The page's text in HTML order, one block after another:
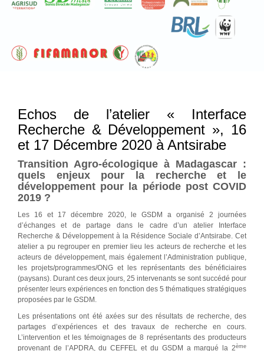
Echos de l’atelier « Interface
Recherche & Développement », 16
et 17 Décembre 2020 à Antsirabe
Transition Agro-écologique à Madagascar :
quels enjeux pour la recherche et le
développement pour la période post COVID
2019 ?
Les 16 et 17 décembre 2020, le GSDM a organisé 2 journées
d’échanges et de partage dans le cadre d’un atelier Interface
Recherche & Développement à la Résidence Sociale d’Antsirabe. Cet
atelier a pu regrouper en premier lieu les acteurs de recherche et les
acteurs de développement, mais également l’Administration publique,
les projets/programmes/ONG et les représentants des bénéficiaires
(paysans). Durant ces deux jours, 25 intervenants se sont succédé pour
présenter leurs expériences en fonction des 5 thématiques stratégiques
proposées par le GSDM.
Les présentations ont été axées sur des résultats de recherche, des
partages d’expériences et des travaux de recherche en cours.
L’intervention et les témoignages de 8 représentants des producteurs
provenant de l’APDRA, du CEFFEL et du GSDM a marqué la 2ème